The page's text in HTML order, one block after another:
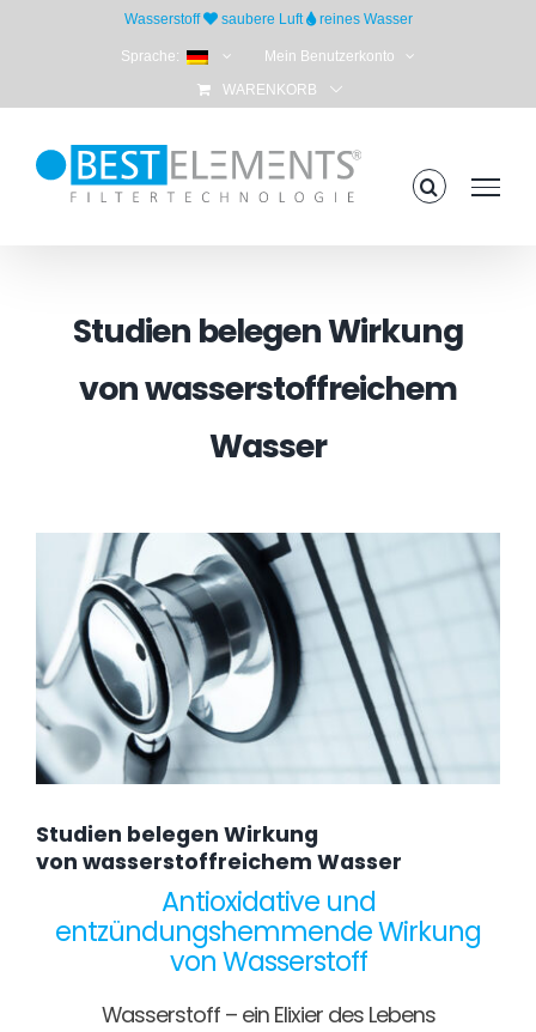
Wasserstoff saubere Luft reines Wasser
Sprache: Mein Benutzerkonto
WARENKORB
Studien belegen Wirkung
von wasserstoffreichem
Wasser
Studien belegen Wirkung
von wasserstoffreichem Wasser
Antioxidative und
entzündungshemmende Wirkung
von Wasserstoff
Wasserstoff – ein Elixier des Lebens